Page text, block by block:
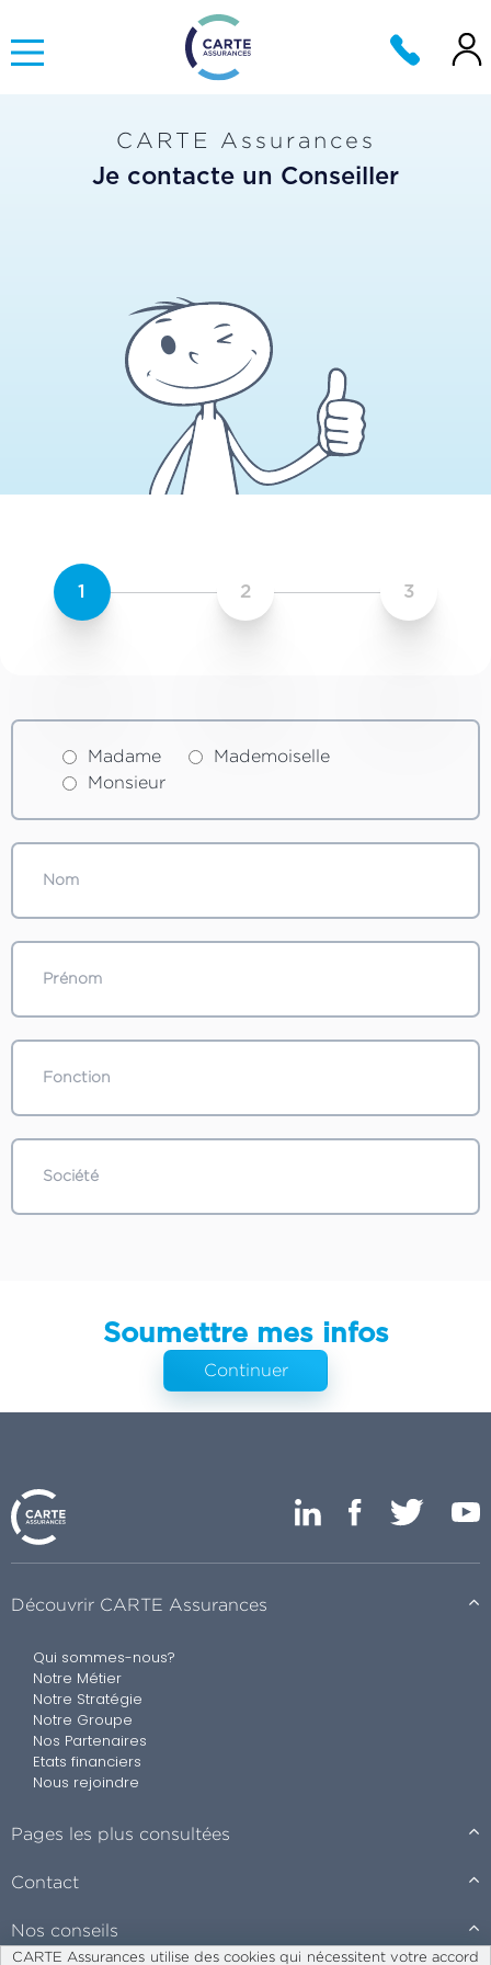
CARTE Assurances
Je contacte un Conseiller
1 2 3
Madame
Mademoiselle
Monsieur
Soumettre mes infos
Continuer
Découvrir CARTE Assurances
Qui sommes-nous?
Notre Métier
Notre Stratégie
Notre Groupe
Nos Partenaires
Etats financiers
Nous rejoindre
Pages les plus consultées
Contact
Nos conseils
CARTE Assurances utilise des cookies qui nécessitent votre accord